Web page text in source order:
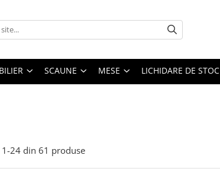
SCAUNE MESE LICHIDARE DE STOC
1-24 din 61 produse